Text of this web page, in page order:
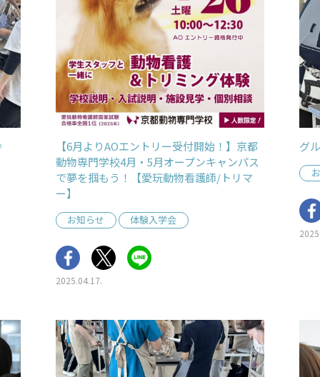
【6月よりAOエントリー受付開始！】京都
動物専門学校4月・5月オープンキャンパス
で夢を掴もう！【愛玩動物看護師/トリマ
ー】
お知らせ 体験入学会
2025.04.17.
グ